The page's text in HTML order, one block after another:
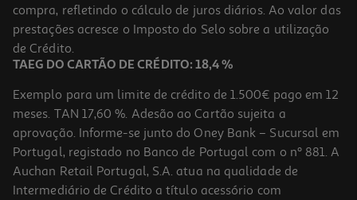
13.49 €/un
14,99 € PVP de editor
13,49 €
-10%
compra, refletindo o cálculo de juros diários. Ao valor das
prestações acresce o Imposto do Selo sobre a utilização
de Crédito.
TAEG DO CARTÃO DE CRÉDITO: 18,4 %
Exemplo para um limite de crédito de 1.500€ pago em 12
meses. TAN 17,60 %. Adesão ao Cartão sujeita a
aprovação. Informe-se junto do Oney Bank – Sucursal em
Portugal, registado no Banco de Portugal com o nº 881. A
Auchan Retail Portugal, S.A. atua na qualidade de
Intermediário de Crédito a título acessório com